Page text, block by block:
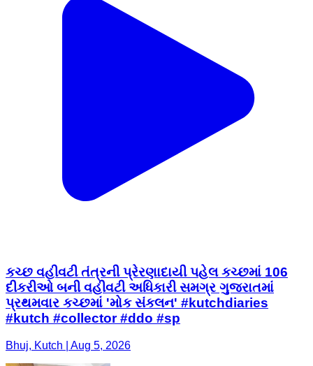
કચ્છ વહીવટી તંત્રની પ્રેરણાદાયી પહેલ કચ્છમાં 106
દીકરીઓ બની વહીવટી અધિકારી સમગ્ર ગુજરાતમાં
પ્રથમવાર કચ્છમાં 'મોક સંકલન' #kutchdiaries
#kutch #collector #ddo #sp
Bhuj, Kutch | Aug 5, 2026